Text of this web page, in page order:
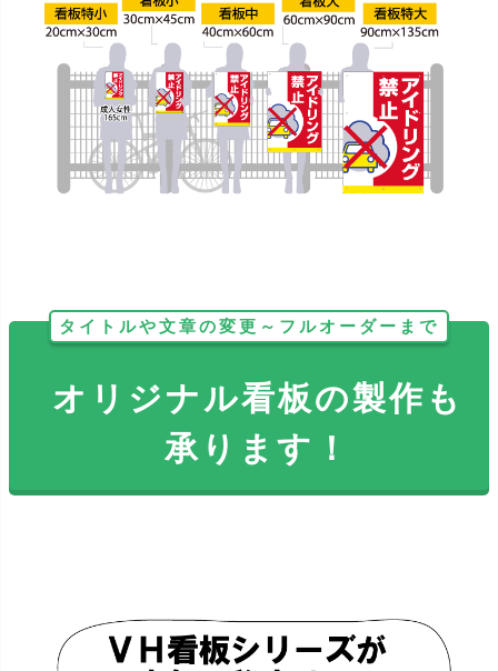
タイトルや文章の変更～フルオーダーまで
オリジナル看板の製作も
承ります！